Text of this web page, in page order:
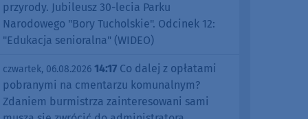
przyrody. Jubileusz 30-lecia Parku
Narodowego "Bory Tucholskie". Odcinek 12:
"Edukacja senioralna" (WIDEO)
czwartek, 06.08.2026 14:17 Co dalej z opłatami
pobranymi na cmentarzu komunalnym?
Zdaniem burmistrza zainteresowani sami